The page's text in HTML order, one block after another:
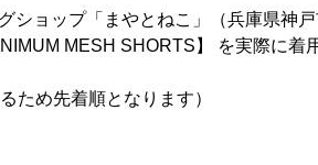
ショップ「まやとねこ」（兵庫県神
MESH SHORTS】 を実際に着
め先着順となります）